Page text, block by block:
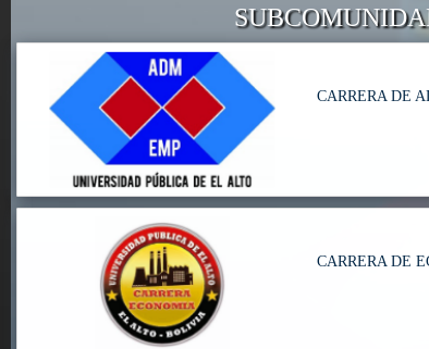
CARRERA DE
CARRERA DE